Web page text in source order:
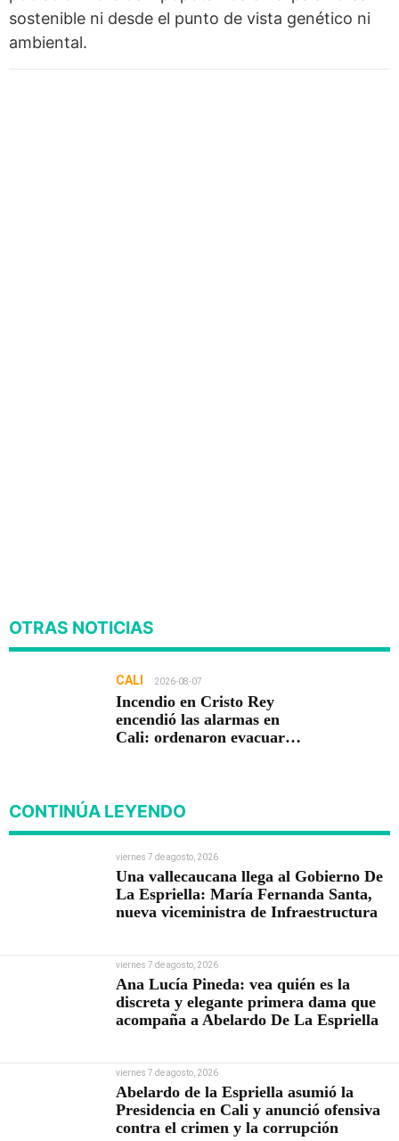
sostenible ni desde el punto de vista genético ni
ambiental.
OTRAS NOTICIAS
CALI 2026-08-07
Incendio en Cristo Rey
encendió las alarmas en
Cali: ordenaron evacuar
CONTINÚA LEYENDO
viernes 7 de agosto, 2026
Una vallecaucana llega al Gobierno De
La Espriella: María Fernanda Santa,
nueva viceministra de Infraestructura
viernes 7 de agosto, 2026
Ana Lucía Pineda: vea quién es la
discreta y elegante primera dama que
acompaña a Abelardo De La Espriella
viernes 7 de agosto, 2026
Abelardo de la Espriella asumió la
Presidencia en Cali y anunció ofensiva
contra el crimen y la corrupción